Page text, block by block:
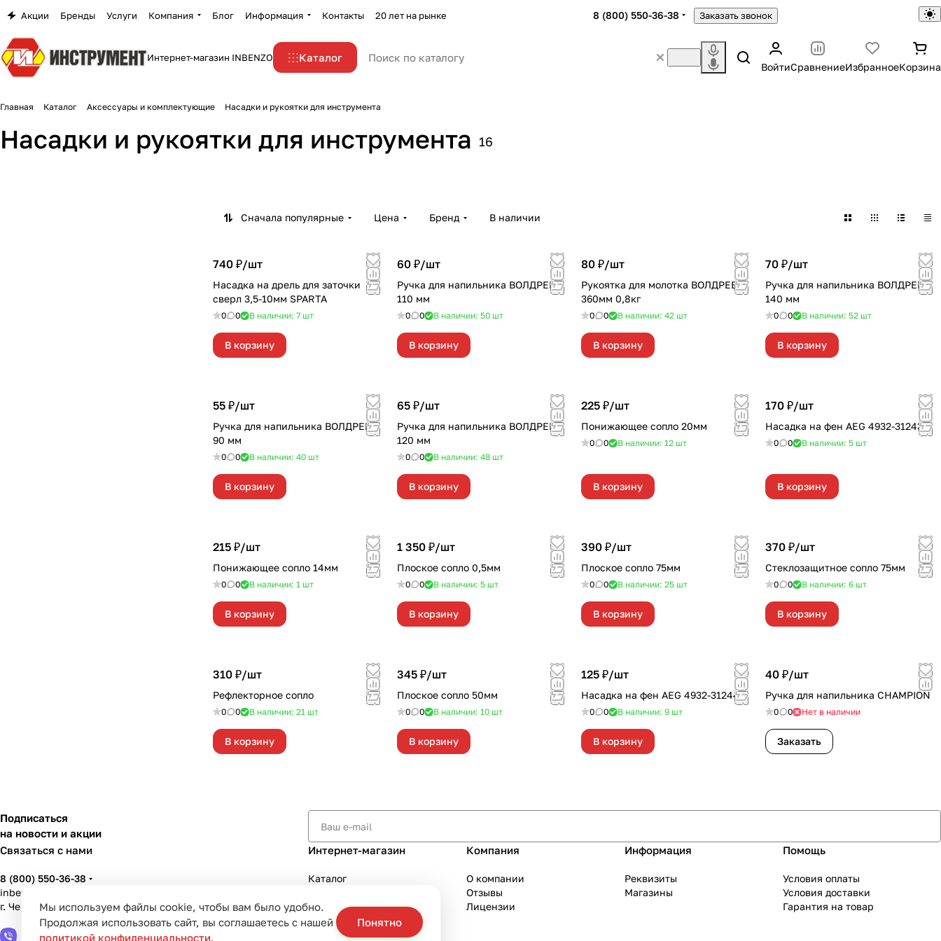
Мы используем файлы cookie, чтобы вам было удобно.
Продолжая использовать сайт, вы соглашаетесь с нашей
политикой конфиденциальности.
Понятно
Акции Бренды Услуги Компания Блог Информация Контакты 20 лет на рынке 8 (800) 550-36-38 Заказать звонок
Интернет-магазин INBENZO Каталог
ВойтиСравнениеИзбранноеКорзина
Главная Каталог Аксессуары и комплектующие Насадки и рукоятки для инструмента
Насадки и рукоятки для инструмента 16
Насадки для заточки
свёрел
строительных фенов
Рукоятки для молотков
Сначала популярные Цена Бренд В наличии
740 ₽/шт
Насадка на дрель для заточки
сверл 3,5-10мм SPARTA
0 0 В наличии: 7 шт
В корзину
60 ₽/шт
Ручка для напильника ВОЛДРЕВЪ
110 мм
0 0 В наличии: 50 шт
В корзину
80 ₽/шт
Рукоятка для молотка ВОЛДРЕВЪ
360мм 0,8кг
0 0 В наличии: 42 шт
В корзину
70 ₽/шт
Ручка для напильника ВОЛДРЕВЪ
140 мм
0 0 В наличии: 52 шт
В корзину
55 ₽/шт
Ручка для напильника ВОЛДРЕВЪ
90 мм
0 0 В наличии: 40 шт
В корзину
65 ₽/шт
Ручка для напильника ВОЛДРЕВЪ
120 мм
0 0 В наличии: 48 шт
В корзину
225 ₽/шт
Понижающее сопло 20мм
0 0 В наличии: 12 шт
В корзину
170 ₽/шт
Насадка на фен AEG 4932-312435
0 0 В наличии: 5 шт
В корзину
215 ₽/шт
Понижающее сопло 14мм
0 0 В наличии: 1 шт
В корзину
1 350 ₽/шт
Плоское сопло 0,5мм
0 0 В наличии: 5 шт
В корзину
390 ₽/шт
Плоское сопло 75мм
0 0 В наличии: 25 шт
В корзину
370 ₽/шт
Стеклозащитное сопло 75мм
0 0 В наличии: 6 шт
В корзину
310 ₽/шт
Рефлекторное сопло
0 0 В наличии: 21 шт
В корзину
345 ₽/шт
Плоское сопло 50мм
0 0 В наличии: 10 шт
В корзину
125 ₽/шт
Насадка на фен AEG 4932-312441
0 0 В наличии: 9 шт
В корзину
40 ₽/шт
Ручка для напильника CHAMPION
0 0 Нет в наличии
Заказать
Подписаться
на новости и акции
Связаться с нами
8 (800) 550-36-38
inbenzo35@list.ru
г. Череповец, ул. Вологодская, д. 50А
Интернет-магазин
Каталог
Бренды
Услуги
Компания
О компании
Отзывы
Лицензии
Информация
Реквизиты
Магазины
Помощь
Условия оплаты
Условия доставки
Гарантия на товар